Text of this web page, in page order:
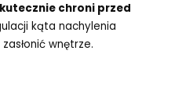
chroni przed
kąta nachylenia
wnętrze.